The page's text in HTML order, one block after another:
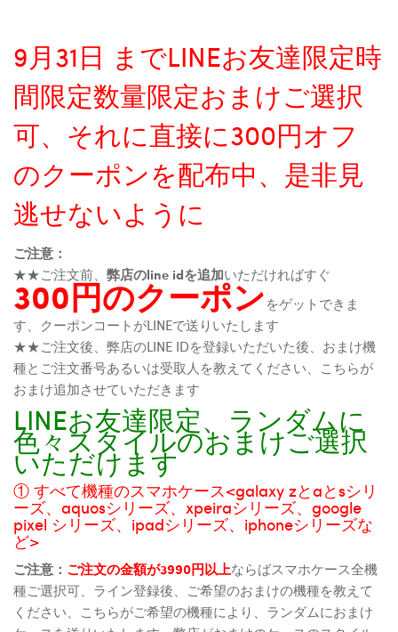
9月31日 までLINEお友達限定時
間限定数量限定おまけご選択
可、それに直接に300円オフ
のクーポンを配布中、是非見
逃せないように
ご注意：
★★ご注文前、 弊店のline idを追加いただければすぐ
300円のクーポンをゲットできま
す、クーポンコートがLINEで送りいたします
★★ご注文後、弊店のLINE IDを登録いただいた後、おまけ機
種とご注文番号あるいは受取人を教えてください、こちらが
おまけ追加させていただきます
LINEお友達限定、ランダムに
色々スタイルのおまけご選択
いただけます
① すべて機種のスマホケース<galaxy zとaとsシリ
ーズ、aquosシリーズ、xpeiraシリーズ、google
pixel シリーズ、ipadシリーズ、iphoneシリーズな
ど>
ご注意： ご注文の金額が3990円以上ならばスマホケース全機
種ご選択可、ライン登録後、ご希望のおまけの機種を教えて
ください、こちらがご希望の機種により、ランダムにおまけ